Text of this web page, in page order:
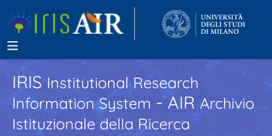
IRISInstitutional Research
Information System - AIR Archivio
Istituzionale della Ricerca